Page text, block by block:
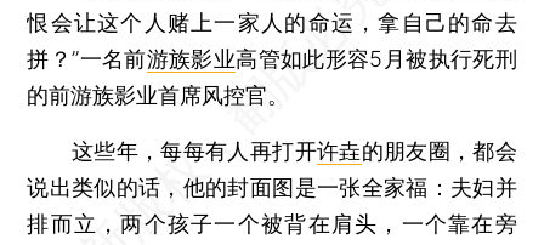
恨会让这个人赌上一家人的命运，拿自己的命去
拼？”一名前游族影业高管如此形容5月被执行死刑
的前游族影业首席风控官。
这些年，每每有人再打开许垚的朋友圈，都会
说出类似的话，他的封面图是一张全家福：夫妇并
排而立，两个孩子一个被背在肩头，一个靠在旁